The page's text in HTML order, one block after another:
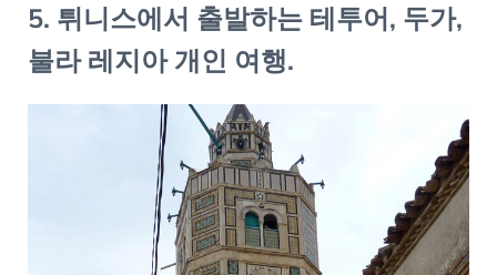
5. 튀니스에서 출발하는 테투어, 두가,
불라 레지아 개인 여행.